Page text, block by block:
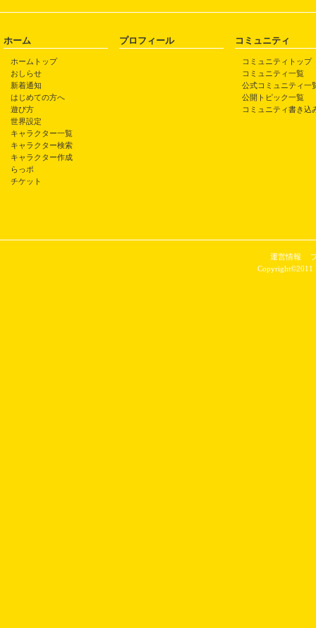
ホーム
ホームトップ
おしらせ
新着通知
はじめての方へ
遊び方
世界設定
キャラクター一覧
キャラクター検索
キャラクター作成
らっポ
チケット
プロフィール コミュニティ
コミュニティトップ
コミュニティ一覧
公式コミュニティ一
公開トピック一覧
コミュニティ書き込
運営情報
Copyright©2011